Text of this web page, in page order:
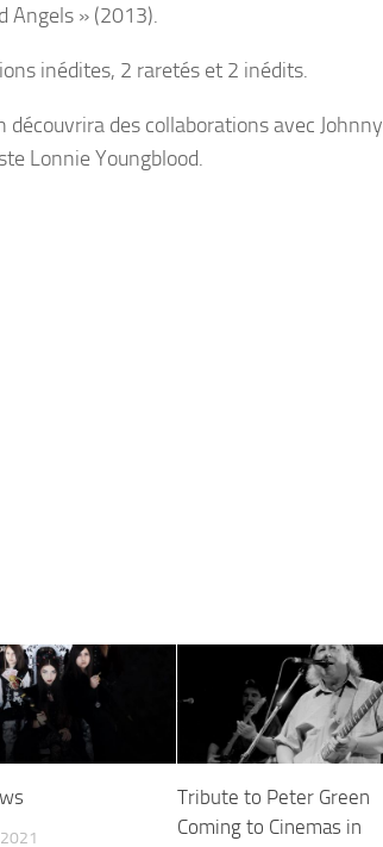
Angels » (2013).
inédites, 2 raretés et 2 inédits.
découvrira des collaborations avec Johnny
Lonnie Youngblood.
Tribute to Peter Green
Coming to Cinemas in